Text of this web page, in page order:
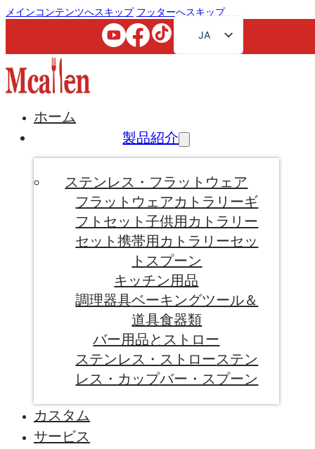
メインコンテンツへスキップ フッターへスキップ
JA
EN
PT
KO
ホーム
製品紹介
ステンレス・フラットウェア
フラットウェアカトラリーギ
フトセット子供用カトラリー
セット携帯用カトラリーセッ
ト スプーン
キッチン用品
調理器具ベーキングツール＆
道具食器類
バー用品とストロー
ステンレス・ストローステン
レス・カップバー・スプーン
カスタム
サービス